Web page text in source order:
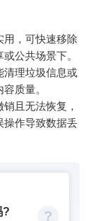
用，可快速移除
公共场景下。
清理垃圾信息或
质量。
且无法恢复，
操作导致数据丢
?